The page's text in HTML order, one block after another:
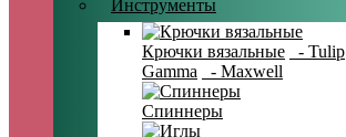
Инструменты
Крючки вязальные - Tulip
Gamma
- Maxwell
Спиннеры